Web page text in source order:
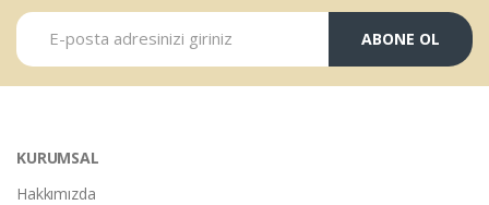
ABONE OL
KURUMSAL
Hakkımızda